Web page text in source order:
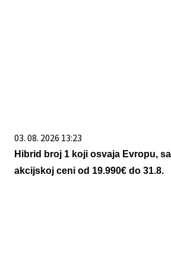
03. 08. 2026 13:23
Hibrid broj 1 koji osvaja Evropu,
akcijskoj ceni od 19.990€ do 31.8.